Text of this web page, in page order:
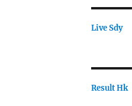
Live Sdy
Result Hk